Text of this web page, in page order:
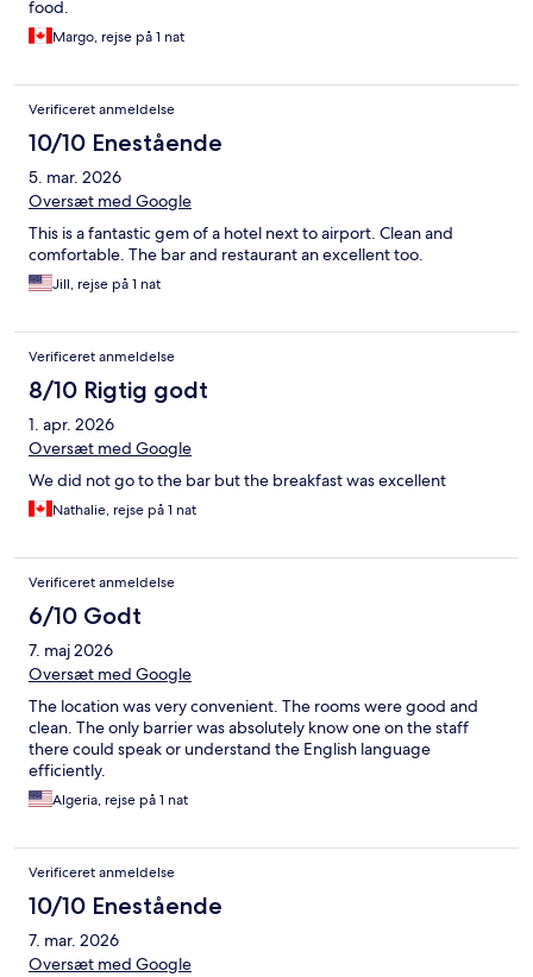
food.
Margo, rejse på 1 nat
Verificeret anmeldelse
10/10 Enestående
5. mar. 2026
Oversæt med Google
This is a fantastic gem of a hotel next to airport. Clean and
comfortable. The bar and restaurant an excellent too.
Jill, rejse på 1 nat
Verificeret anmeldelse
8/10 Rigtig godt
1. apr. 2026
Oversæt med Google
We did not go to the bar but the breakfast was excellent
Nathalie, rejse på 1 nat
Verificeret anmeldelse
6/10 Godt
7. maj 2026
Oversæt med Google
The location was very convenient. The rooms were good and
clean. The only barrier was absolutely know one on the staff
there could speak or understand the English language
efficiently.
Algeria, rejse på 1 nat
Verificeret anmeldelse
10/10 Enestående
7. mar. 2026
Oversæt med Google